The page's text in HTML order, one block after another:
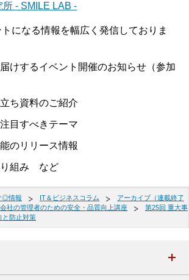
- SMILE LAB -
になる情報を幅広く発信しておりま
けするイベント開催のお知らせ（参加
ち資料のご紹介
目すべきテーマ
のリリース情報
り組み など
◎情報 IT＆ビジネスコラム
アーカイブ（連載終了
社の管理者のための安全・品質向上講座
第25回 重大事
と防止対策